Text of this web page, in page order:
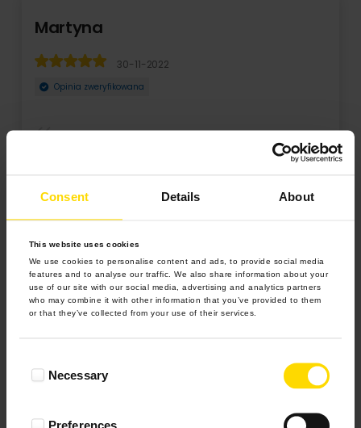
Consent Details About
This website uses cookies
We use cookies to personalise content and ads, to provide social media
features and to analyse our traffic. We also share information about your
use of our site with our social media, advertising and analytics partners
who may combine it with other information that you’ve provided to them
or that they’ve collected from your use of their services.
SelectionNecessary
Martyna
30-11-2022
Opinia zweryfikowana
Zamówiłam fotoksiążkę na prezent dla znajomych. Wyszła
Rozwiń
4.9 z 5.0